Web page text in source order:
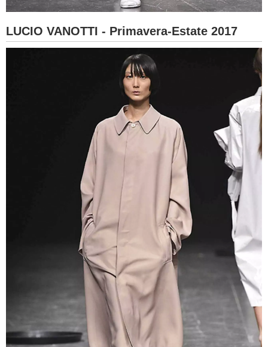
LUCIO VANOTTI - Primavera-Estate 2017